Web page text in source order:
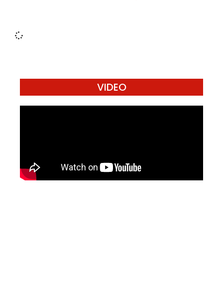
VIDEO